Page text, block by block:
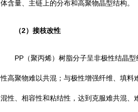
体含量、主链上的分布和高聚物晶型结构。
（2）接枝改性
PP （聚丙烯）树脂分子呈非极性结晶
性高聚物难以共混；与极性增强纤维、填
混性、相容性和粘结性，达到克服难共混